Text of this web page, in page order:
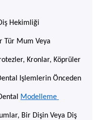
Hekimliği
Tür Mum Veya
Kronlar, Köprüler
Işlemlerin Önceden
Modelleme
Bir Dişin Veya Diş